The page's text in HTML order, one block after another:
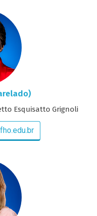
Esquisatto Grignoli